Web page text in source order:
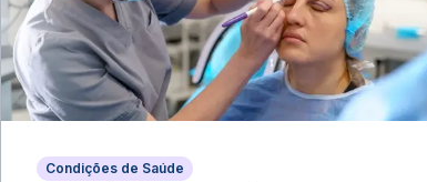
Condições de Saúde